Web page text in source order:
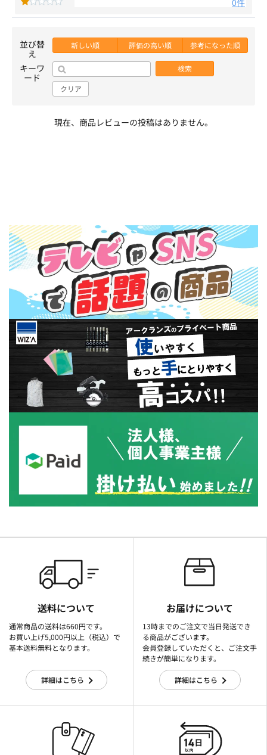
0件
並び替
え
新しい順 評価の高い順 参考になった順
キーワ
ード
検索
クリア
現在、商品レビューの投稿はありません。
送料について
通常商品の送料は660円です。
お買い上げ5,000円以上（税込）で
基本送料無料となります。
詳細はこちら
お届けについて
13時までのご注文で当日発送でき
る商品がございます。
会員登録していただくと、ご注文手
続きが簡単になります。
詳細はこちら